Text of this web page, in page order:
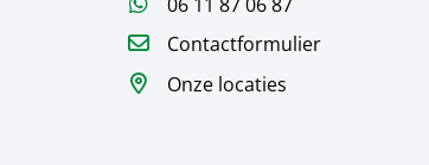
Contactformulier
Onze locaties